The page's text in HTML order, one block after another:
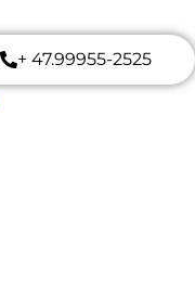
+ 47.99955-2525